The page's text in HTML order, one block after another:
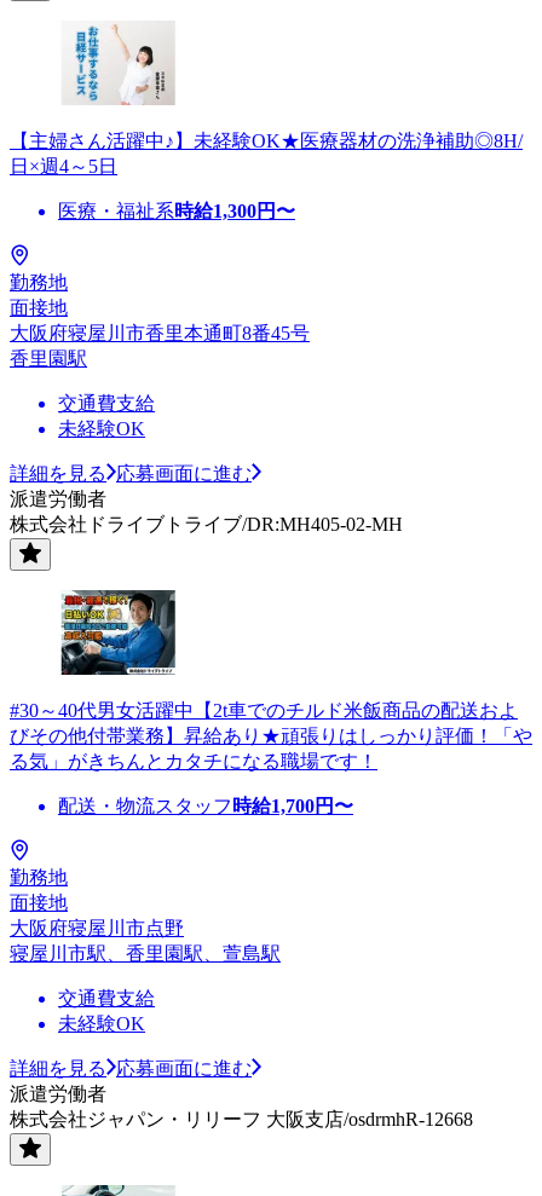
【主婦さん活躍中♪】未経験OK★医療器材の洗浄補助◎8H/
日×週4～5日
医療・福祉系時給1,300円〜
勤務地
面接地
大阪府寝屋川市香里本通町8番45号
香里園駅
交通費支給
未経験OK
詳細を見る
応募画面に進む
派遣労働者
株式会社ドライブトライブ/DR:MH405-02-MH
#30～40代男女活躍中【2t車でのチルド米飯商品の配送およ
びその他付帯業務】昇給あり★頑張りはしっかり評価！「や
る気」がきちんとカタチになる職場です！
配送・物流スタッフ 時給1,700円〜
勤務地
面接地
大阪府寝屋川市点野
寝屋川市駅、香里園駅、萱島駅
交通費支給
未経験OK
詳細を見る
応募画面に進む
派遣労働者
株式会社ジャパン・リリーフ 大阪支店/osdrmhR-12668